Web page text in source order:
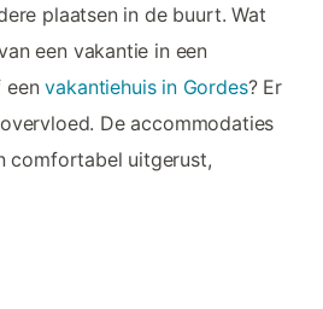
plaatsen in de buurt. Wat
een vakantie in een
eenvakantiehuis in Gordes? Er
De accommodaties
comfortabel uitgerust,